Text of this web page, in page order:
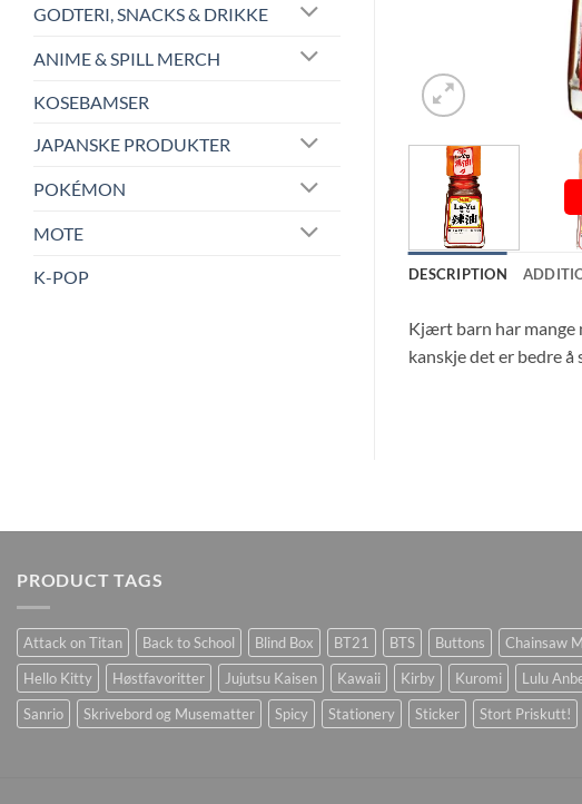
GODTERI, SNACKS & DRIKKE
ANIME & SPILL MERCH
KOSEBAMSER
JAPANSKE PRODUKTER
POKÉMON
MOTE
K-POP DESCRIPTION
Kjært barn har mange
kanskje det er bedre
PRODUCT TAGS
Attack on Titan Back to School Blind Box BT21 BTS Buttons Chainsaw
Hello Kitty
Høstfavoritter Jujutsu Kaisen Kawaii Kirby Kuromi Lulu
Sanrio
Skrivebord og Musematter Spicy Stationery Sticker Stort Priskutt!